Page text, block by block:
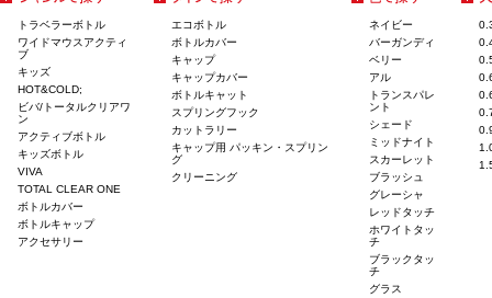
トラベラーボトル
ワイドマウスアクティ
ブ
キッズ
HOT&COLD;
ビバ/トータルクリアワ
ン
アクティブボトル
キッズボトル
VIVA
TOTAL CLEAR ONE
ボトルカバー
ボトルキャップ
アクセサリー
エコボトル
ボトルカバー
キャップ
キャップカバー
ボトルキャット
スプリングフック
カットラリー
キャップ用 パッキン・スプリン
グ
クリーニング
ネイビー
バーガンディ
ベリー
アル
トランスパレ
ント
シェード
ミッドナイト
スカーレット
ブラッシュ
グレーシャ
レッドタッチ
ホワイトタッ
チ
ブラックタッ
チ
グラス